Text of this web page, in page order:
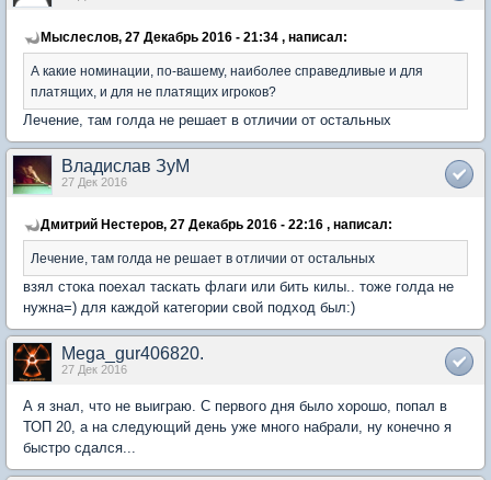
Мыслеслов, 27 Декабрь 2016 - 21:34 , написал:
А какие номинации, по-вашему, наиболее справедливые и для
платящих, и для не платящих игроков?
Лечение, там голда не решает в отличии от остальных
Владислав ЗуМ
27 Дек 2016
Дмитрий Нестеров, 27 Декабрь 2016 - 22:16 , написал:
Лечение, там голда не решает в отличии от остальных
взял стока поехал таскать флаги или бить килы.. тоже голда не
нужна=) для каждой категории свой подход был:)
Mega_gur406820.
27 Дек 2016
А я знал, что не выиграю. С первого дня было хорошо, попал в
ТОП 20, а на следующий день уже много набрали, ну конечно я
быстро сдался...